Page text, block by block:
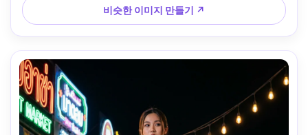
비슷한 이미지 만들기 ↗